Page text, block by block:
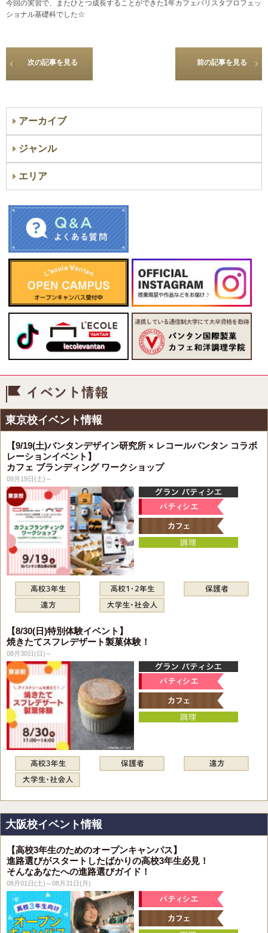
今回の実習で、またひとつ成長することができた1年カフェバリスタプロフェッ
ショナル基礎科でした☆
次の記事を見る 前の記事を見る
アーカイブ
ジャンル
エリア
東京校イベント情報
【9/19(土)バンタンデザイン研究所 × レコールバンタン コラボ
レーションイベント】
カフェ ブランディング ワークショップ
09月19日(土)～
【8/30(日)特別体験イベント】
焼きたてスフレデザート製菓体験！
08月30日(日)～
大阪校イベント情報
【高校3年生のためのオープンキャンパス】
進路選びがスタートしたばかりの高校3年生必見！
そんなあなたへの進路選びガイド！
08月01日(土)～08月31日(月)